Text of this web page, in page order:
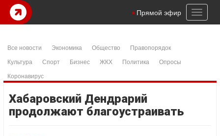
Toggle
Прямой эфир
Все новости Экономика Общество
Правопорядок
Культура
Спорт Бизнес ЖКХ Политика
Опросы
Коронавирус
Хабаровский Дендрарий
продолжают благоустраивать